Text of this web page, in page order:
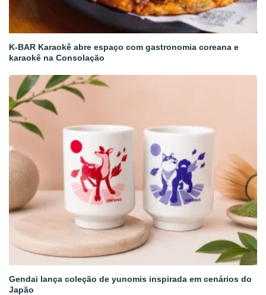
K-BAR Karaokê abre espaço com gastronomia coreana e
karaokê na Consolação
Gendai lança coleção de yunomis inspirada em cenários do
Japão